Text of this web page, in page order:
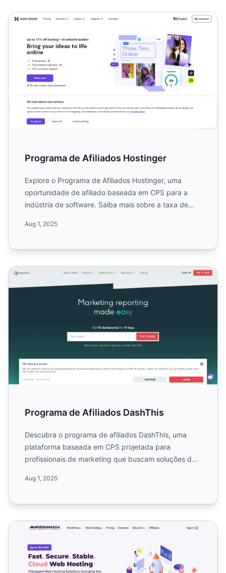
Programa de Afiliados Hostinger
Programa de Afiliados Hostinger
Explore o Programa de Afiliados Hostinger, uma
oportunidade de afiliado baseada em CPS para a
indústria de software. Saiba mais sobre a taxa de
Aug 1, 2025
Programa de Afiliados DashThis
Programa de Afiliados DashThis
Descubra o programa de afiliados DashThis, uma
plataforma baseada em CPS projetada para
profissionais de marketing que buscam soluções de
Aug 1, 2025
Programa de Afiliados HostArmada